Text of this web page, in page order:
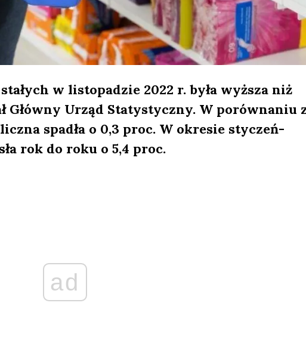
w listopadzie 2022 r. była wyższa niż
Główny Urząd Statystyczny. W porównaniu
spadła o 0,3 proc. W okresie styczeń-
rok do roku o 5,4 proc.
ad